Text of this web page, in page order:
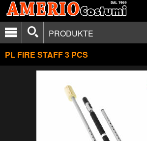
PRODUKTE
PL FIRE STAFF 3 PCS